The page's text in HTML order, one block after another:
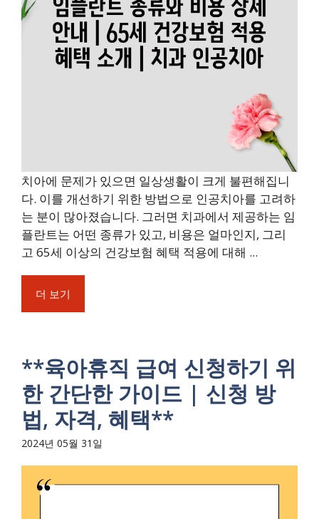
치아에 문제가 있으면 일상생활이 크게 불편해집니
다. 이를 개선하기 위한 방법으로 인공치아를 고려하
는 분이 많아졌습니다. 그러면 치과에서 제공하는 임
플란트는 어떤 종류가 있고, 비용은 얼마인지, 그리
고 65세 이상의 건강보험 혜택 적용에 대해 ...
더 보기
**육아휴직 급여 신청하기 위
한 간단한 가이드 | 신청 방
법, 자격, 혜택**
2024년 05월 31일